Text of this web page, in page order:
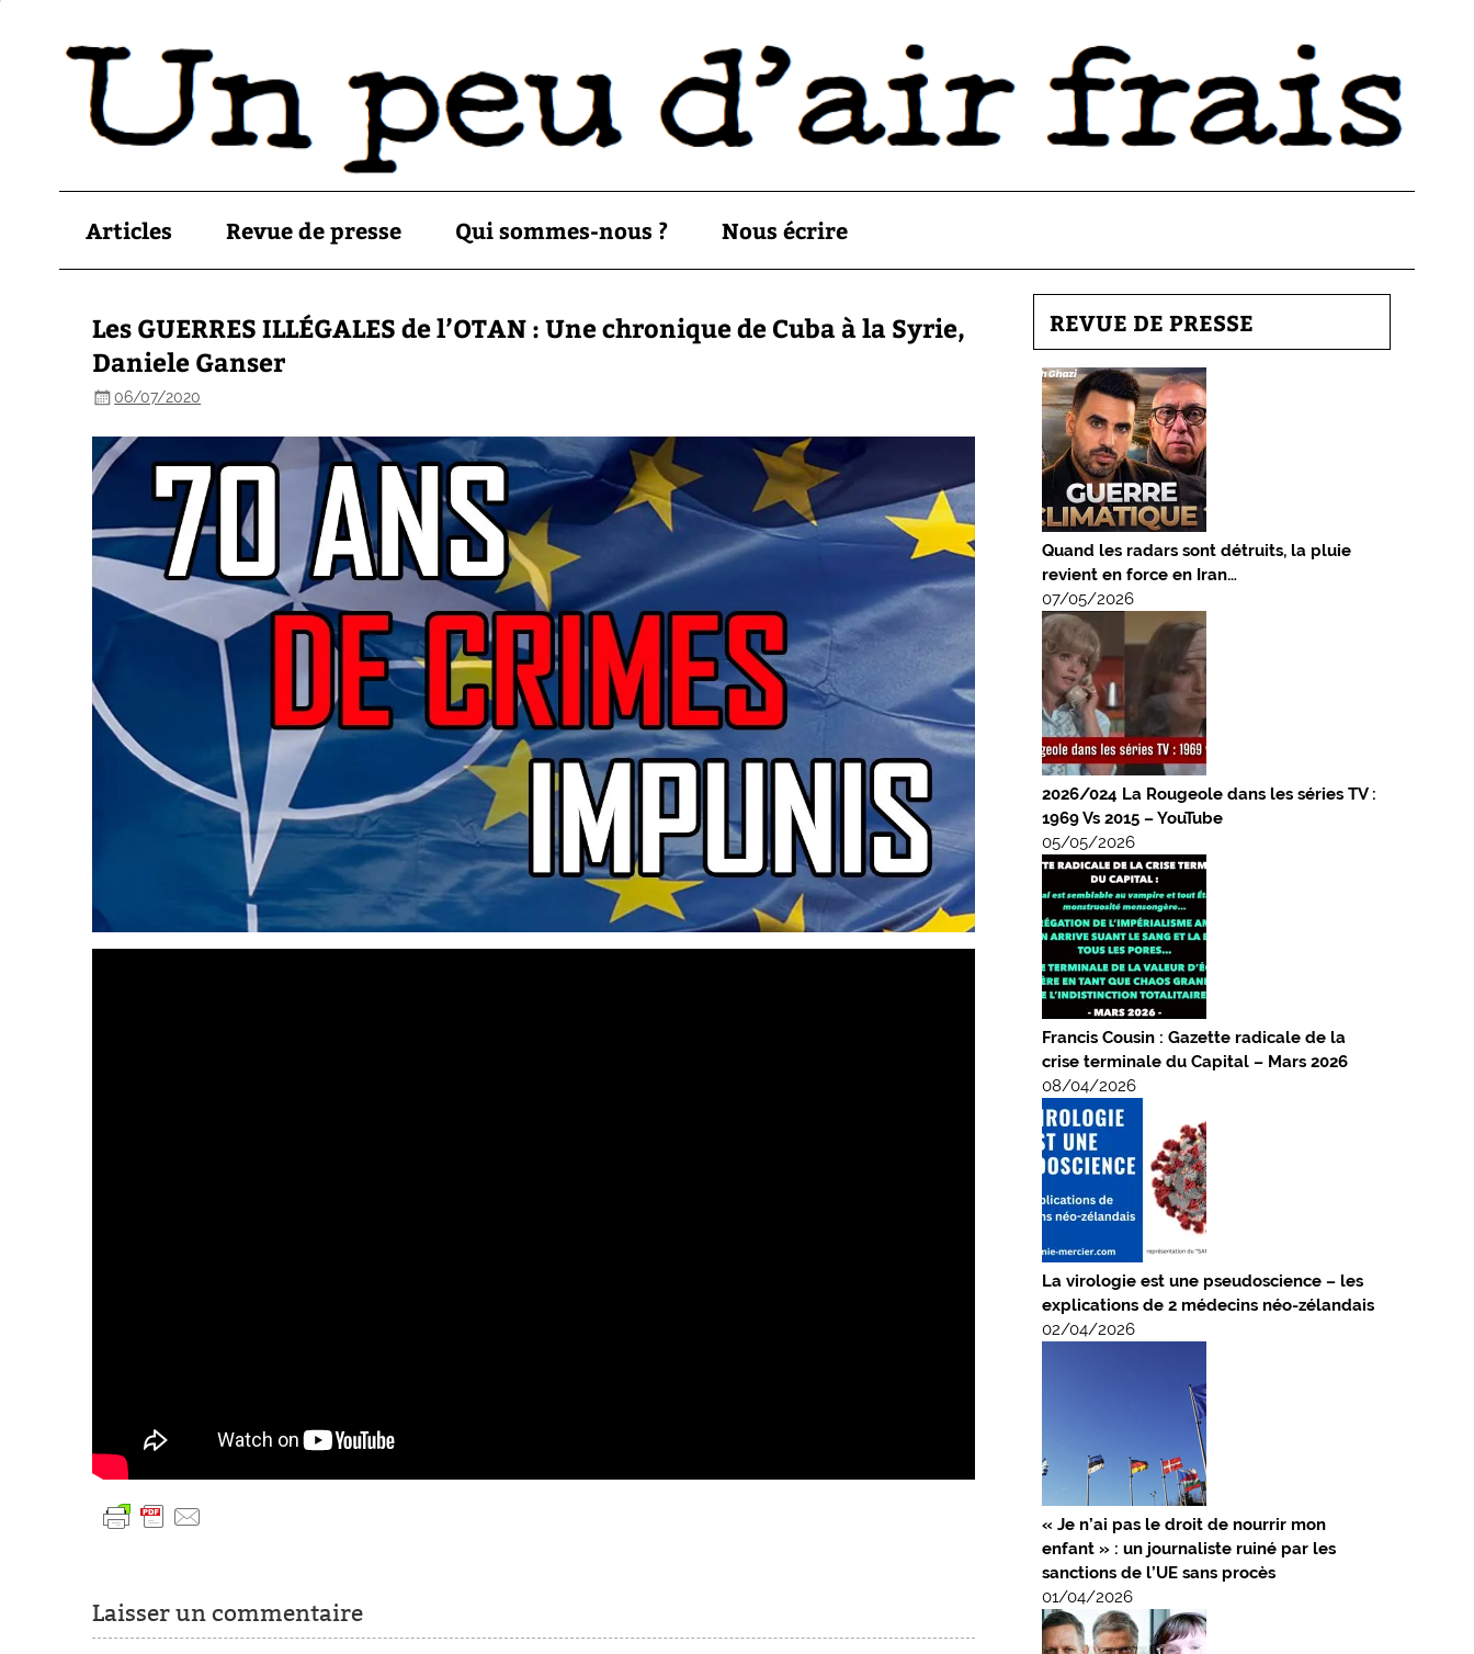
Articles Revue de presse Qui sommes-nous ? Nous écrire
Les GUERRES ILLÉGALES de l’OTAN : Une chronique de Cuba à la Syrie,
Daniele Ganser
06/07/2020
Laisser un commentaire
REVUE DE PRESSE
Quand les radars sont détruits, la pluie
revient en force en Iran…
07/05/2026
2026/024 La Rougeole dans les séries TV :
1969 Vs 2015 – YouTube
05/05/2026
Francis Cousin : Gazette radicale de la
crise terminale du Capital – Mars 2026
08/04/2026
La virologie est une pseudoscience – les
explications de 2 médecins néo-zélandais
02/04/2026
« Je n’ai pas le droit de nourrir mon
enfant » : un journaliste ruiné par les
sanctions de l’UE sans procès
01/04/2026